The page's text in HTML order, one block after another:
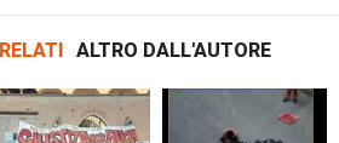
ALTRO DALL'AUTORE